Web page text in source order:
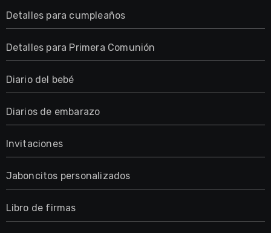
Detalles para cumpleaños
Detalles para Primera Comunión
Diario del bebé
Diarios de embarazo
Invitaciones
Jaboncitos personalizados
Libro de firmas